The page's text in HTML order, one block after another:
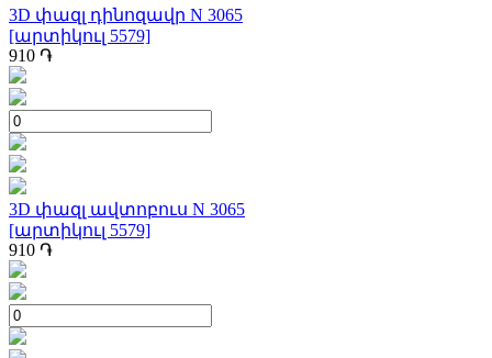
3D փազլ դինոզավր N 3065
[արտիկուլ 5579]
910 ֏
3D փազլ ավտոբուս N 3065
[արտիկուլ 5579]
910 ֏